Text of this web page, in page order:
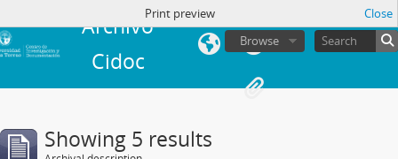
Archivo
Cidoc
Browse
Print preview Close
Showing 5 results